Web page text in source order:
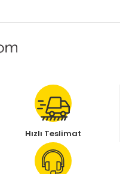
Hızlı Teslimat